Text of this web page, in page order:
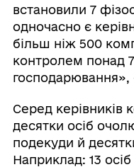
встановили 7
одночасно є
більш ніж 500
контролем понад 7
господарювання»,
Серед керівників
десятки осіб
подекуди й
Наприклад: 13